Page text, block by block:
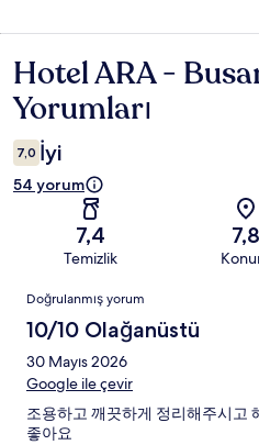
Yorumlar
Hotel ARA -
Yorumları
7,0 İyi
54 yorum
7,4
Temizlik
7,8
Yorumlar
Doğrulanmış yorum
10/10 Olağanüstü
30 Mayıs 2026
Google ile çevir
조용하고 깨끗하게 정리해주시고
좋아요